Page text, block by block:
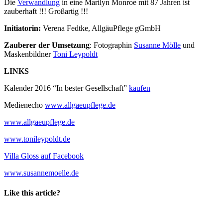
Die Verwandlung in eine Marilyn Monroe mit 87 Jahren ist
zauberhaft !!! Großartig !!!
Initiatorin: Verena Fedtke, AllgäuPflege gGmbH
Zauberer der Umsetzung: Fotographin Susanne Mölle und
MaskenbildnerToni Leypoldt
LINKS
Kalender 2016 “In bester Gesellschaft” kaufen
Medienecho www.allgaeupflege.de
www.allgaeupflege.de
www.tonileypoldt.de
Villa Gloss auf Facebook
www.susannemoelle.de
Like this article?